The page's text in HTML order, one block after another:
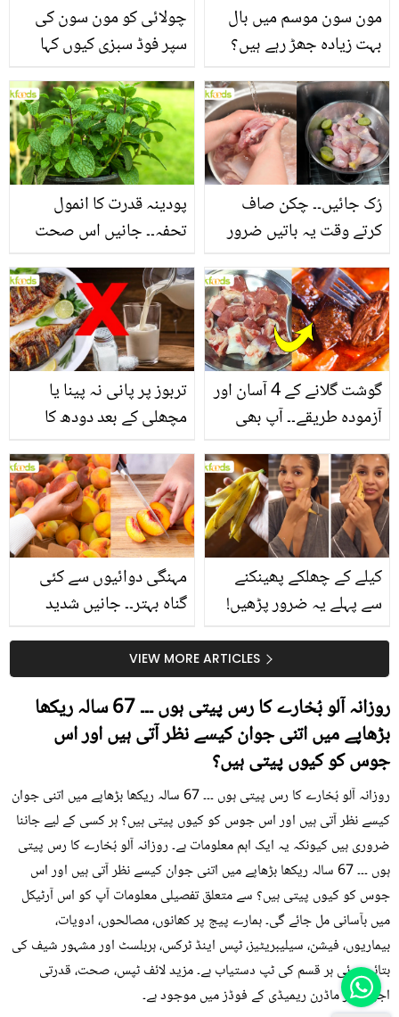
چولائی کو مون سون کی
سپر فوڈ سبزی کیوں کہا
منرلز اور اینٹی آکسیڈنٹس
سے بھرپور اس سبزی کے
فائدے
مون سون موسم میں بال
بہت زیادہ جھڑ رہے ہیں؟
بنانے کے چند قدرتی طریقے
پودینہ قدرت کا انمول
تحفہ۔۔ جانیں اس صحت
انگیز طبی فوائد
رُک جائیں۔۔ چکن صاف
کرتے وقت یہ باتیں ضرور
تربوز پر پانی نہ پینا یا
مچھلی کے بعد دودھ کا
سے متعلق غلط فہمیوں کی
حقیقت کیا ہے اور افواہ
کیا؟
گوشت گلانے کے 4 آسان اور
آزمودہ طریقے۔۔ آپ بھی
بتائے راز
مہنگی دوائیوں سے کئی
گناہ بہتر۔۔ جانیں شدید
کیوں کھانا چاہیے؟
کیلے کے چھلکے پھینکنے
سے پہلے یہ ضرور پڑھیں!
سستا اور قدرتی حلVIEW MORE ARTICLES
روزانہ آلو بُخارے کا رس پیتی ہوں ۔۔۔ 67 سالہ ریکھا
بڑھاپے میں اتنی جوان کیسے نظر آتی ہیں اور اس
جوس کو کیوں پیتی ہیں؟
روزانہ آلو بُخارے کا رس پیتی ہوں ۔۔۔ 67 سالہ ریکھا بڑھاپے میں اتنی جوان
کیسے نظر آتی ہیں اور اس جوس کو کیوں پیتی ہیں؟ ہر کسی کے لیے جاننا
ضروری ہیں کیونکہ یہ ایک اہم معلومات ہے۔ روزانہ آلو بُخارے کا رس پیتی
ہوں ۔۔۔ 67 سالہ ریکھا بڑھاپے میں اتنی جوان کیسے نظر آتی ہیں اور اس
جوس کو کیوں پیتی ہیں؟ سے متعلق تفصیلی معلومات آپ کو اس آرٹیکل
میں بآسانی مل جائے گی۔ ہمارے پیج پر کھانوں، مصالحوں، ادویات،
بیماریوں، فیشن، سیلیبریٹیز، ٹپس اینڈ ٹرکس، ہربلسٹ اور مشہور شیف کی
بتائی ہوئی ہر قسم کی ٹپ دستیاب ہے۔ مزید لائف ٹپس، صحت، قدرتی
اجزاء اور ماڈرن ریمیڈی کے فوڈز میں موجود ہے۔